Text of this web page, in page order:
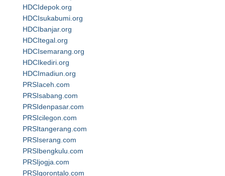
HDCIdepok.org
HDCIsukabumi.org
HDCIbanjar.org
HDCItegal.org
HDCIsemarang.org
HDCIkediri.org
HDCImadiun.org
PRSIaceh.com
PRSIsabang.com
PRSIdenpasar.com
PRSIcilegon.com
PRSItangerang.com
PRSIserang.com
PRSIbengkulu.com
PRSIjogja.com
PRSIgorontalo.com